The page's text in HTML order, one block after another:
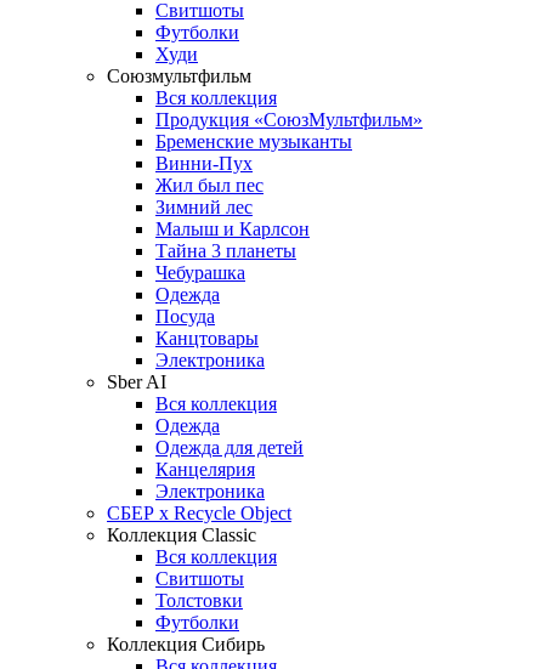
Свитшоты
Футболки
Худи
Союзмультфильм
Вся коллекция
Продукция «СоюзМультфильм»
Бременские музыканты
Винни-Пух
Жил был пес
Зимний лес
Малыш и Карлсон
Тайна 3 планеты
Чебурашка
Одежда
Посуда
Канцтовары
Электроника
Sber AI
Вся коллекция
Одежда
Одежда для детей
Канцелярия
Электроника
СБЕР x Recycle Object
Коллекция Classic
Вся коллекция
Свитшоты
Толстовки
Футболки
Коллекция Сибирь